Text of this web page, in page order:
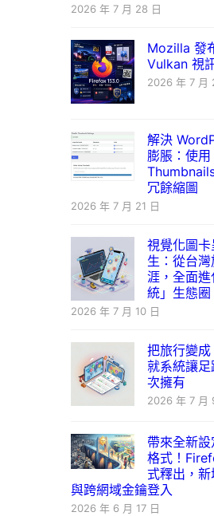
2026 年 7 月 28 日
Mozilla 發
Vulkan 視
2026 年 7 月
解決
膨脹：使
冗餘縮圖
2026 年 7 月 21 日
視覺化圖
生：從台
涯，全面
統」生態圈
2026 年 7 月 10 日
把旅行變
就系統讓
次擁有
2026 年 7 月
帶來全新
格式！
式釋出，
與跨網域金鑰登入
2026 年 6 月 17 日